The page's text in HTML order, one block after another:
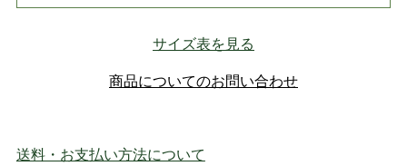
サイズ表を見る
商品についてのお問い合わせ
送料・お支払い方法について